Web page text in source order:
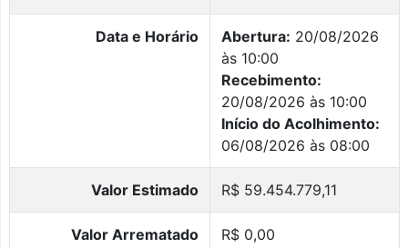
Data e Horário Abertura: 20/08/2026
às 10:00
Recebimento:
20/08/2026 às 10:00
Início do Acolhimento:
06/08/2026 às 08:00
Valor Estimado R$ 59.454.779,11
Valor Arrematado R$ 0,00